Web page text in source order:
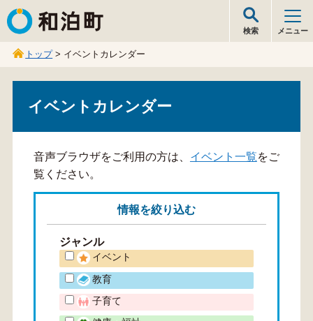
和泊町
検索 メニュー
トップ> イベントカレンダー
イベントカレンダー
音声ブラウザをご利用の方は、 イベント一覧をご
覧ください。
情報を絞り込む
ジャンル
イベント
教育
子育て